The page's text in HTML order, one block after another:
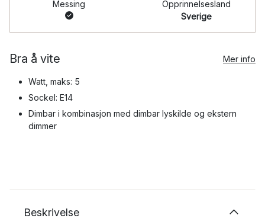
Messing
Opprinnelsesland
Sverige
Bra å vite Mer info
Watt, maks: 5
Sockel: E14
Dimbar i kombinasjon med dimbar lyskilde og ekstern
dimmer
Beskrivelse